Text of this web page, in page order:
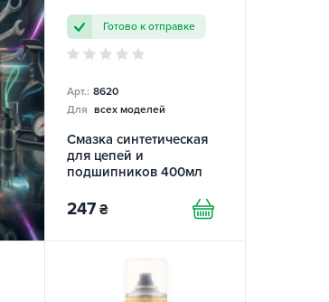
Готово к отправке
Арт.: 8620
Для всех моделей
Смазка синтетическая
для цепей и
подшипников 400мл
247 ₴